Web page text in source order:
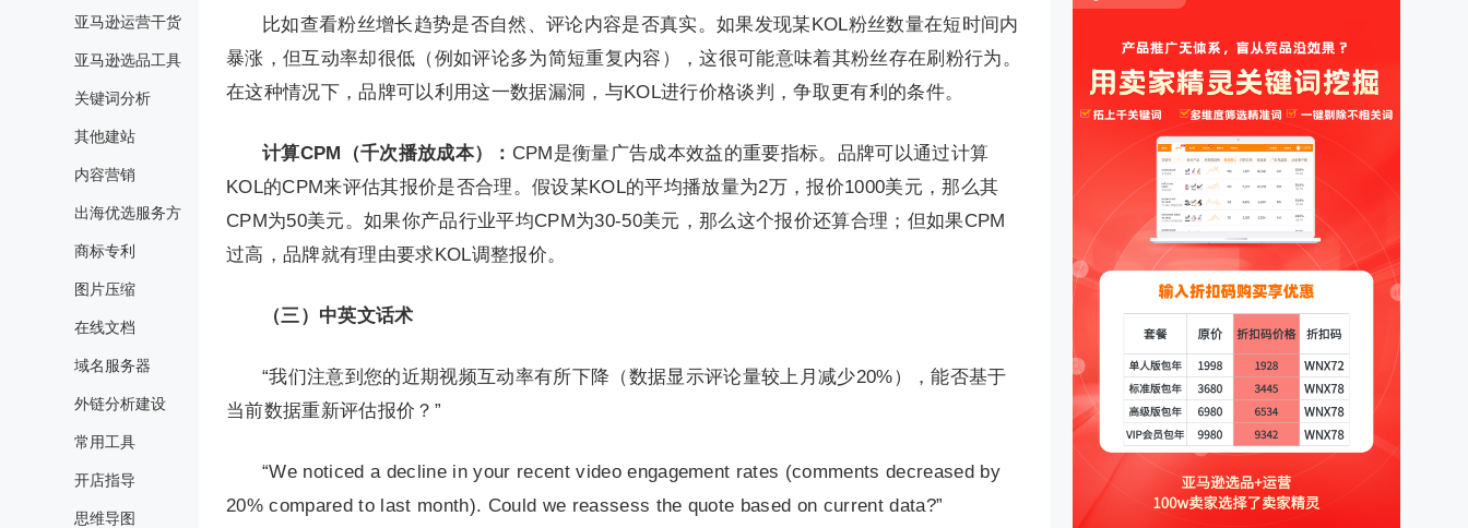
亚马逊运营干货
亚马逊选品工具
关键词分析
其他建站
内容营销
出海优选服务方
商标专利
图片压缩
在线文档
域名服务器
外链分析建设
常用工具
开店指导
思维导图
比如查看粉丝增长趋势是否自然、评论内容是否真实。如果发现某KOL粉丝数量在短时间内
暴涨，但互动率却很低（例如评论多为简短重复内容），这很可能意味着其粉丝存在刷粉行为。
在这种情况下，品牌可以利用这一数据漏洞，与KOL进行价格谈判，争取更有利的条件。
计算CPM（千次播放成本）： CPM是衡量广告成本效益的重要指标。品牌可以通过计算
KOL的CPM来评估其报价是否合理。假设某KOL的平均播放量为2万，报价1000美元，那么其
CPM为50美元。如果你产品行业平均CPM为30-50美元，那么这个报价还算合理；但如果CPM
过高，品牌就有理由要求KOL调整报价。
（三）中英文话术
“我们注意到您的近期视频互动率有所下降（数据显示评论量较上月减少20%），能否基于
当前数据重新评估报价？”
“We noticed a decline in your recent video engagement rates (comments decreased by
20% compared to last month). Could we reassess the quote based on current data?”